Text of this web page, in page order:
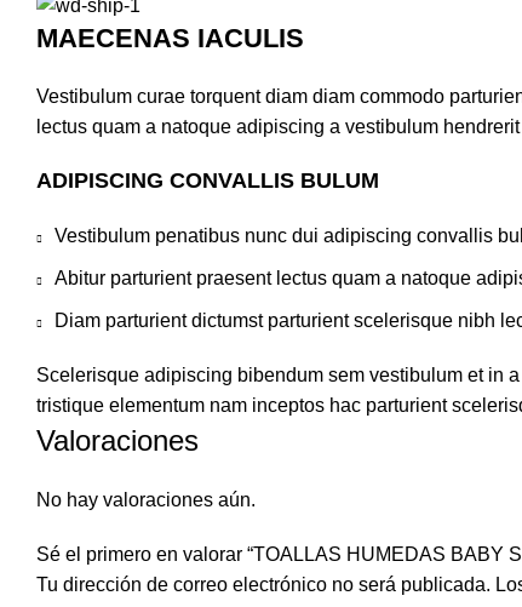
MAECENAS IACULIS
Vestibulum curae torquent diam diam commodo
lectus quam a natoque adipiscing a vestibulum
ADIPISCING CONVALLIS BULUM
Vestibulum penatibus nunc dui adipiscing convallis
Abitur parturient praesent lectus quam a natoque
Diam parturient dictumst parturient scelerisque nibh
Scelerisque adipiscing bibendum sem vestibulum et in
tristique elementum nam inceptos hac parturient
Valoraciones
No hay valoraciones aún.
Sé el primero en valorar “TOALLAS HUMEDAS BABY
Tu dirección de correo electrónico no será publicada.